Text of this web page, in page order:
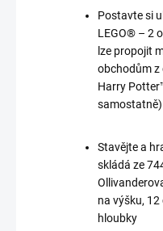
Postavte si
LEGO® – 2
lze propojit
obchodům z
Harry
samostatně)
Stavějte a
skládá ze
na výšku,
hloubky